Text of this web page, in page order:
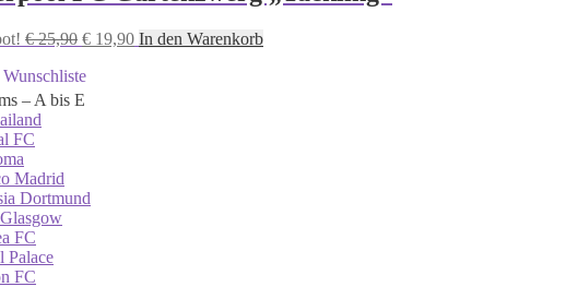
€25,90 Ursprünglicher
war:
€ 25,90
€ 19,90Aktueller
In den Warenkorb
– A bis E
FC
Madrid
Dortmund
FC
Palace
FC